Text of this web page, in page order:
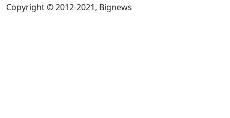
Copyright © 2012-2021, Bignews